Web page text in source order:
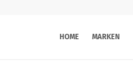
HOME MARKEN